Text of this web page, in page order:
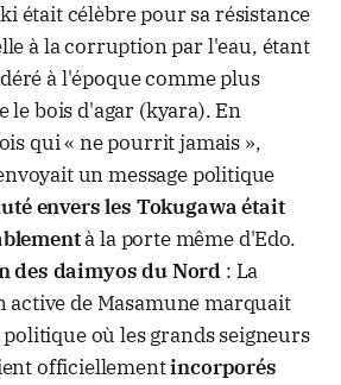
était célèbre pour sa résistance
à la corruption par l'eau, étant
à l'époque comme plus
le bois d'agar (kyara). En
qui « ne pourrit jamais »,
un message politique
envers les Tokugawa était
à la porte même d'Edo.
des daimyos du Nord : La
active de Masamune marquait
où les grands seigneurs
officiellementincorporés